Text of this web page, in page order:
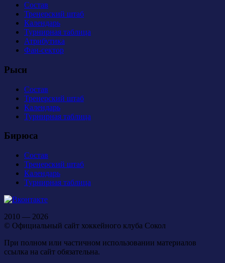
Состав
Тренерский штаб
Календарь
Турнирная таблица
Атрибутика
Фан-сектор
Рыси
Состав
Тренерский штаб
Календарь
Турнирная таблица
Бирюса
Состав
Тренерский штаб
Календарь
Турнирная таблица
2010 — 2026
© Официальный сайт хоккейного клуба Сокол
При полном или частичном использовании материалов
ссылка на сайт обязательна.